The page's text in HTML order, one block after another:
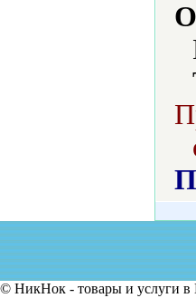
© НикНок - товары и услуги в